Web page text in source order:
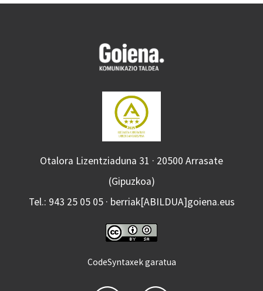
Otalora Lizentziaduna 31 · 20500 Arrasate
(Gipuzkoa)
Tel.: 943 25 05 05 · berriak[ABILDUA]goiena.eus
CodeSyntaxek garatua